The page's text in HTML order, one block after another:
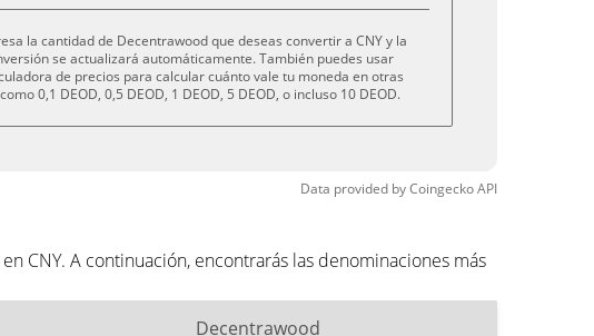
la cantidad de Decentrawood que deseas convertir a CNY y la
se actualizará automáticamente. También puedes usar
de precios para calcular cuánto vale tu moneda en otras
0,1 DEOD, 0,5 DEOD, 1 DEOD, 5 DEOD, o incluso 10 DEOD.
Data provided byCoingeckoAPI
CNY. A continuación, encontrarás las denominaciones más
Decentrawood